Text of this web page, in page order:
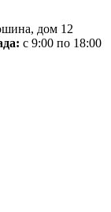
дом 12
с 9:00 по 18:00